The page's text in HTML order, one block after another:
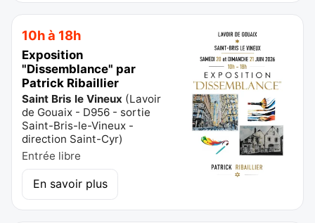
10h à 18h
Exposition
"Dissemblance" par
Patrick Ribaillier
Saint Bris le Vineux (Lavoir
de Gouaix - D956 - sortie
Saint-Bris-le-Vineux -
direction Saint-Cyr)
Entrée libre
En savoir plus